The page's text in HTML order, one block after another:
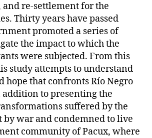
and re-settlement for the
Thirty years have passed
promoted a series of
the impact to which the
were subjected. From this
study attempts to understand
hope that confronts Río Negro
to presenting the
suffered by the
by war and condemned to live
community of Pacux, where